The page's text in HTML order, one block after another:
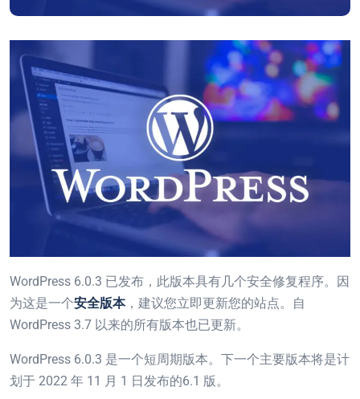
WordPress 6.0.3 已发布，此版本具有几个安全修复程序。因
为这是一个安全版本，建议您立即更新您的站点。自
WordPress 3.7 以来的所有版本也已更新。
WordPress 6.0.3 是一个短周期版本。下一个主要版本将是计
划于 2022 年 11 月 1 日发布的6.1 版。